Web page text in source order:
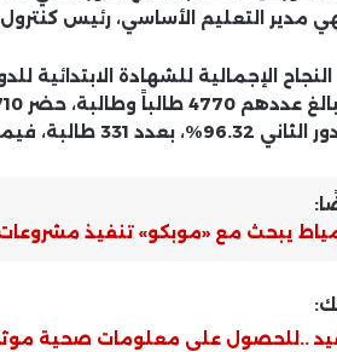
التعليم الأساسي، رئيس كنترول
نجاح البنين 89.63%، بعدد 657 طالباً وطالبة.
يبحث مع «موبكو» تنفيذ مشروعات
..للحصول على معلومات صحية